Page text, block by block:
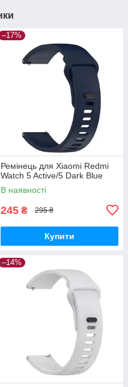
–17%
Ремінець для Xiaomi Redmi
Watch 5 Active/5 Dark Blue
В наявності
245 ₴ 295 ₴
Купити
–14%